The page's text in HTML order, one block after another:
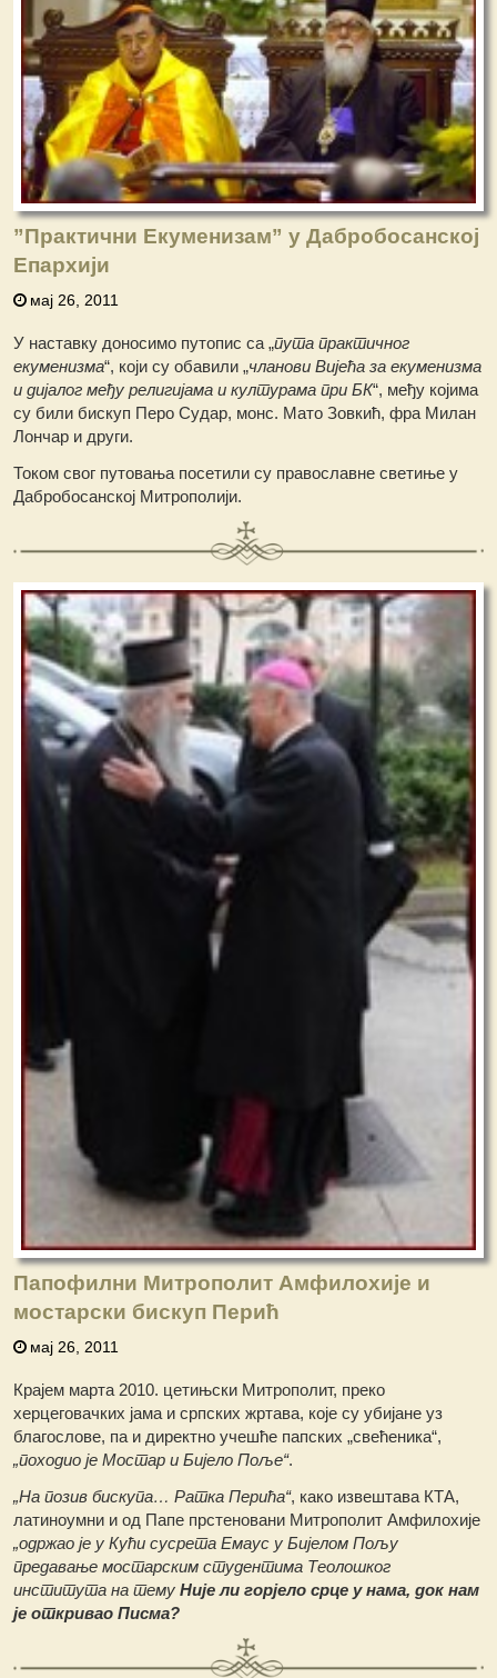
”Практични Екуменизам” у Дабробосанској
Епархији
мај 26, 2011
У наставку доносимо путопис са „пута практичног
екуменизма“, који су обавили „чланови Вијећа за екуменизма
и дијалог међу религијама и културама при БК“, међу којима
су били бискуп Перо Судар, монс. Мато Зовкић, фра Милан
Лончар и други.
Током свог путовања посетили су православне светиње у
Дабробосанској Митрополији.
Папофилни Митрополит Амфилохије и
мостарски бискуп Перић
мај 26, 2011
Крајем марта 2010. цетињски Митрополит, преко
херцеговачких јама и српских жртава, које су убијане уз
благослове, па и директно учешће папских „свећеника“,
„походио је Мостар и Бијело Поље“.
„На позив бискупа… Ратка Перића“, како извештава КТА,
латиноумни и од Папе прстеновани Митрополит Амфилохије
„одржао је у Кући сусрета Емаус у Бијелом Пољу
предавање мостарским студентима Теолошког
института на темуНије ли горјело срце у нама, док нам
је откривао Писма?